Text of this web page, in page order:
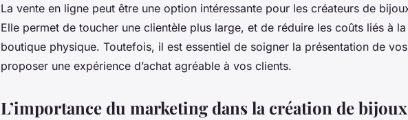
La vente en ligne peut être une option intéressante pour les créateurs de
Elle permet de toucher une clientèle plus large, et de réduire les coûts liés à la
boutique physique. Toutefois, il est essentiel de soigner la présentation de
proposer une expérience d’achat agréable à vos clients.
L’importance du marketing dans la création de bijoux